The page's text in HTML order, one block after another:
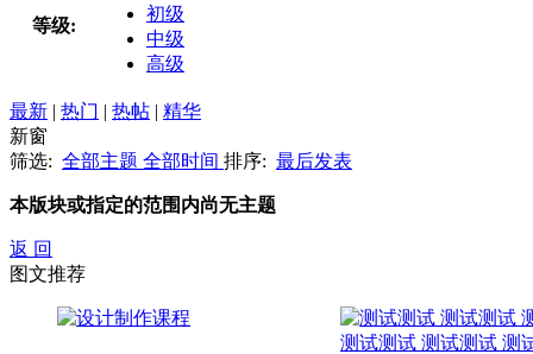
等级:
初级
中级
高级
最新 | 热门 | 热帖 | 精华
新窗
筛选: 全部主题 全部时间 排序: 最后发表
本版块或指定的范围内尚无主题
返 回
图文推荐